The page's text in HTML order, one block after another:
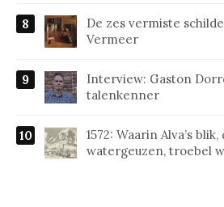
De zes vermiste
Vermeer
Interview: Gaston
talenkenner
1572: Waarin Alva’s
watergeuzen, troebel